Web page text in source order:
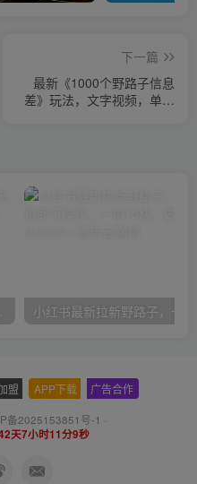
下一篇
最新《1000个野路子信息
差》玩法，文字视频，单个
秘】
盟 APP下载 广告合作
备2025153851号-1 ·
天7小时11分9秒